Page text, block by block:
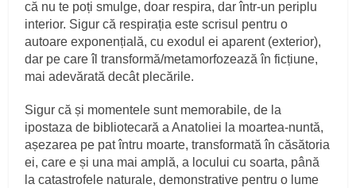
că nu te poți smulge, doar respira, dar într-un periplu
interior. Sigur că respirația este scrisul pentru o
autoare exponențială, cu exodul ei aparent (exterior),
dar pe care îl transformă/metamorfozează în ficțiune,
mai adevărată decât plecările.
Sigur că și momentele sunt memorabile, de la
ipostaza de bibliotecară a Anatoliei la moartea-nuntă,
așezarea pe pat întru moarte, transformată în căsătoria
ei, care e și una mai amplă, a locului cu soarta, până
la catastrofele naturale, demonstrative pentru o lume